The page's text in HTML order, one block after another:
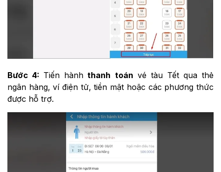
Bước 4: Tiến hành thanh toán vé tàu Tết qua thẻ
ngân hàng, ví điện tử, tiền mặt hoặc các phương thức
được hỗ trợ.